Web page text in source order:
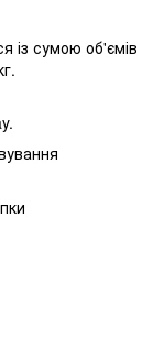
із сумою об'ємів